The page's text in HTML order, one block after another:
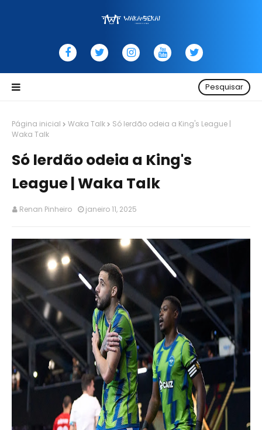
Pesquisar
Página inicial Waka Talk
Só lerdão odeia a King's League |
Waka Talk
Só lerdão odeia a King's
League | Waka Talk
Renan Pinheiro janeiro 11, 2025